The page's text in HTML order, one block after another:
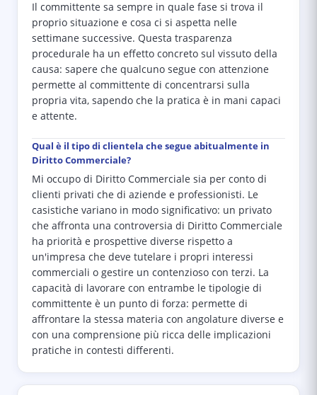
Il committente sa sempre in quale fase si trova il
proprio situazione e cosa ci si aspetta nelle
settimane successive. Questa trasparenza
procedurale ha un effetto concreto sul vissuto della
causa: sapere che qualcuno segue con attenzione
permette al committente di concentrarsi sulla
propria vita, sapendo che la pratica è in mani capaci
e attente.
Qual è il tipo di clientela che segue abitualmente in
Diritto Commerciale?
Mi occupo di Diritto Commerciale sia per conto di
clienti privati che di aziende e professionisti. Le
casistiche variano in modo significativo: un privato
che affronta una controversia di Diritto Commerciale
ha priorità e prospettive diverse rispetto a
un'impresa che deve tutelare i propri interessi
commerciali o gestire un contenzioso con terzi. La
capacità di lavorare con entrambe le tipologie di
committente è un punto di forza: permette di
affrontare la stessa materia con angolature diverse e
con una comprensione più ricca delle implicazioni
pratiche in contesti differenti.